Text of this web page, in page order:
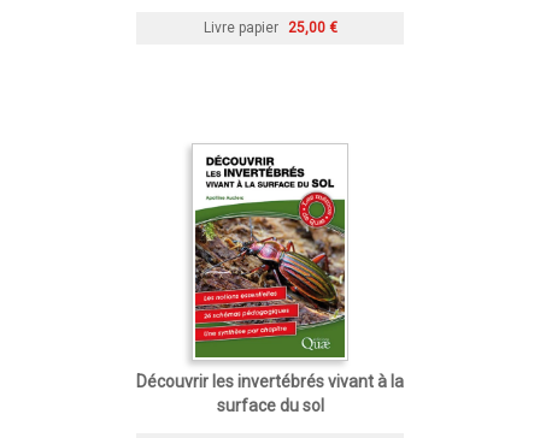
Livre papier 25,00 €
Découvrir les invertébrés vivant à la
surface du sol